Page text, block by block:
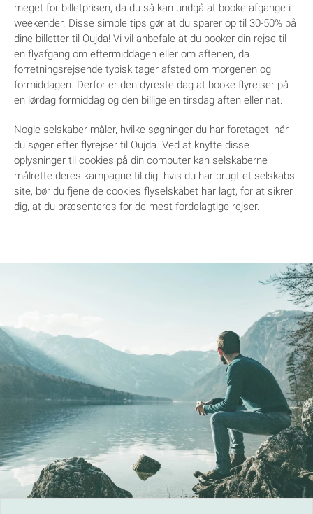
meget for billetprisen, da du så kan undgå at booke afgange i
weekender. Disse simple tips gør at du sparer op til 30-50% på
dine billetter til Oujda! Vi vil anbefale at du booker din rejse til
en flyafgang om eftermiddagen eller om aftenen, da
forretningsrejsende typisk tager afsted om morgenen og
formiddagen. Derfor er den dyreste dag at booke flyrejser på
en lørdag formiddag og den billige en tirsdag aften eller nat.
Nogle selskaber måler, hvilke søgninger du har foretaget, når
du søger efter flyrejser til Oujda. Ved at knytte disse
oplysninger til cookies på din computer kan selskaberne
målrette deres kampagne til dig. hvis du har brugt et selskabs
site, bør du fjene de cookies flyselskabet har lagt, for at sikrer
dig, at du præsenteres for de mest fordelagtige rejser.